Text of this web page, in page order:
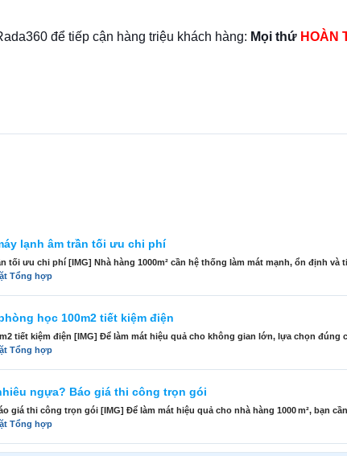
để tiếp cận hàng triệu khách hàng: Mọi thứ HOÀN
lạnh âm trần tối ưu chi phí
tối ưu chi phí [IMG] Nhà hàng 1000m² cần hệ thống làm mát mạnh, ổn định và
Tổng hợp
học 100m2 tiết kiệm điện
tiết kiệm điện [IMG] Để làm mát hiệu quả cho không gian lớn, lựa chọn đúng
Tổng hợp
ngựa? Báo giá thi công trọn gói
giá thi công trọn gói [IMG] Để làm mát hiệu quả cho nhà hàng 1000 m², bạn
Tổng hợp